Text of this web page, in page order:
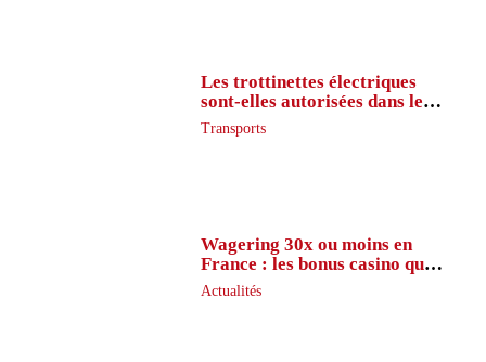
Les trottinettes électriques
sont-elles autorisées dans le
métro ?
Transports
Wagering 30x ou moins en
France : les bonus casino que
peu de joueurs connaissent
vraiment
Actualités